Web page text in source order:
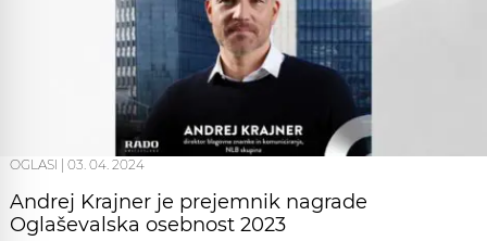
OGLASI 03. 04. 2024
Andrej Krajner je prejemnik nagrade
Oglaševalska osebnost 2023